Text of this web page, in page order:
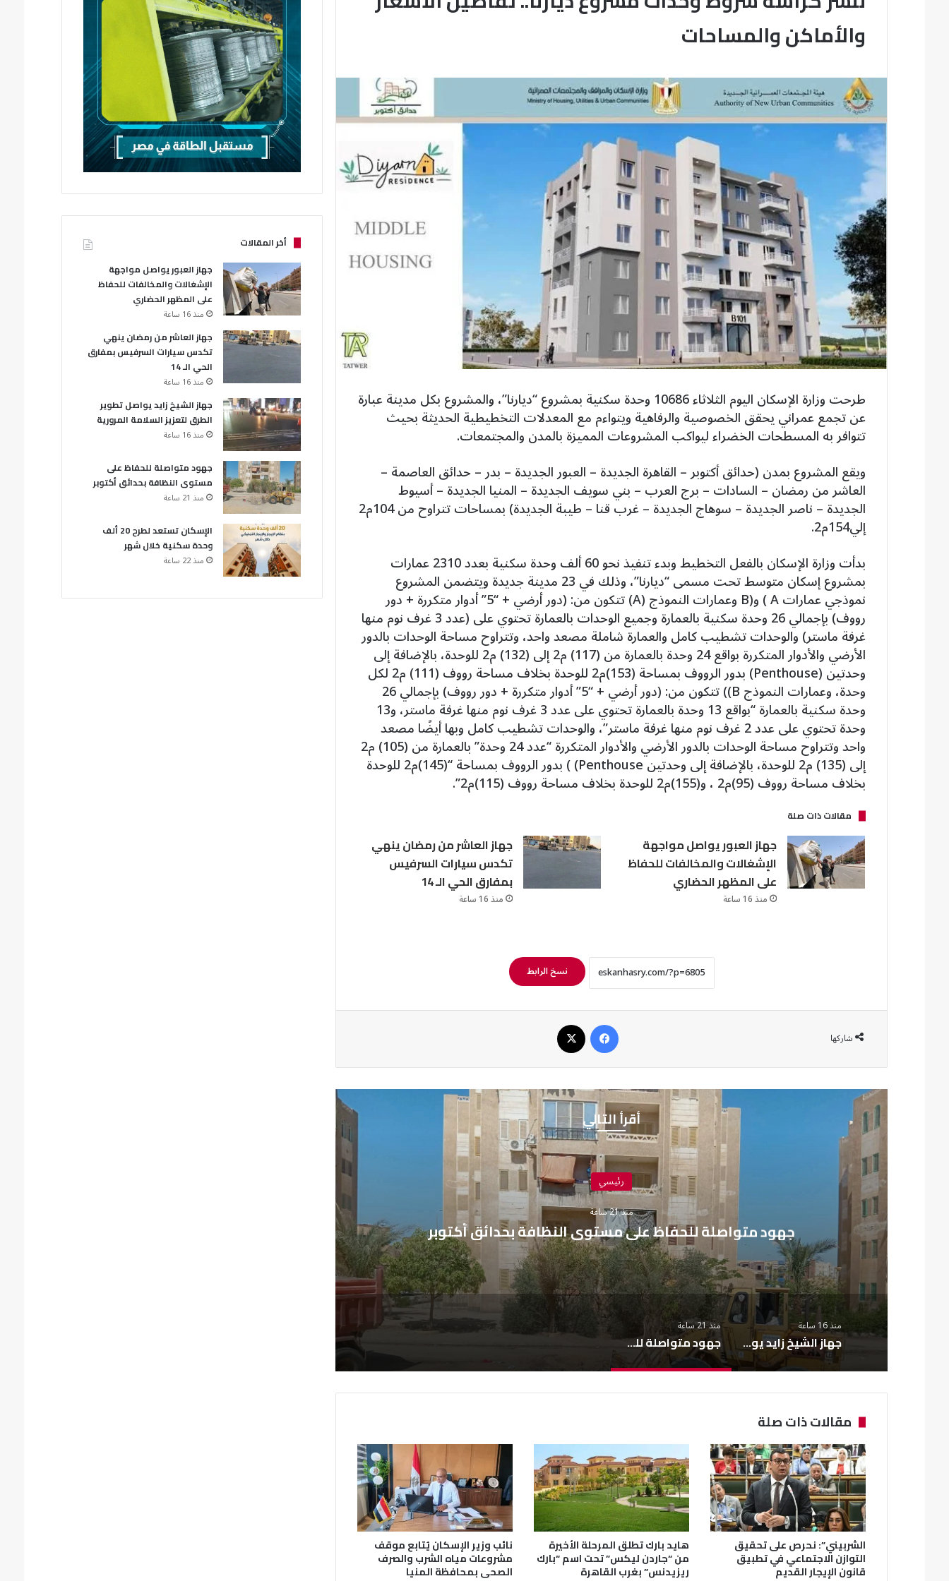
والأماكن والمساحات
طرحت وزارة الإسكان اليوم الثلاثاء 10686 وحدة سكنية بمشروع “ديارنا”، والمشروع بكل مدينة عبارة
عن تجمع عمراني يحقق الخصوصية والرفاهية ويتواءم مع المعدلات التخطيطية الحديثة بحيث
تتوافر به المسطحات الخضراء ليواكب المشروعات المميزة بالمدن والمجتمعات.
ويقع المشروع بمدن (حدائق أكتوبر – القاهرة الجديدة – العبور الجديدة – بدر – حدائق العاصمة –
العاشر من رمضان – السادات – برج العرب – بني سويف الجديدة – المنيا الجديدة – أسيوط
الجديدة – ناصر الجديدة – سوهاج الجديدة – غرب قنا – طيبة الجديدة) بمساحات تتراوح من 104م2
إلي154م2.
بدأت وزارة الإسكان بالفعل التخطيط وبدء تنفيذ نحو 60 ألف وحدة سكنية بعدد 2310 عمارات
بمشروع إسكان متوسط تحت مسمى “ديارنا”، وذلك في 23 مدينة جديدة ويتضمن المشروع
نموذجي عمارات A ) و(B وعمارات النموذج (A) تتكون من: (دور أرضي + “5” أدوار متكررة + دور
رووف) بإجمالي 26 وحدة سكنية بالعمارة وجميع الوحدات بالعمارة تحتوي على (عدد 3 غرف نوم منها
غرفة ماستر) والوحدات تشطيب كامل والعمارة شاملة مصعد واحد، وتتراوح مساحة الوحدات بالدور
الأرضي والأدوار المتكررة بواقع 24 وحدة بالعمارة من (117) م2 إلى (132) م2 للوحدة، بالإضافة إلى
وحدتين (Penthouse) بدور الرووف بمساحة (153)م2 للوحدة بخلاف مساحة رووف (111) م2 لكل
وحدة، وعمارات النموذج B)) تتكون من: (دور أرضي + “5” أدوار متكررة + دور رووف) بإجمالي 26
وحدة سكنية بالعمارة “بواقع 13 وحدة بالعمارة تحتوي على عدد 3 غرف نوم منها غرفة ماستر، و13
وحدة تحتوي على عدد 2 غرف نوم منها غرفة ماستر”، والوحدات تشطيب كامل وبها أيضًا مصعد
واحد وتتراوح مساحة الوحدات بالدور الأرضي والأدوار المتكررة “عدد 24 وحدة” بالعمارة من (105) م2
إلى (135) م2 للوحدة، بالإضافة إلى وحدتين Penthouse) ) بدور الرووف بمساحة “(145)م2 للوحدة
بخلاف مساحة رووف (95)م2 ، و(155)م2 للوحدة بخلاف مساحة رووف (115)م2”.
مقالات ذات صلة
جهاز العبور يواصل مواجهة
الإشغالات والمخالفات للحفاظ
على المظهر الحضاري
منذ 16 ساعة
جهاز العاشر من رمضان ينهي
تكدس سيارات السرفيس
بمفارق الحي الـ 14
منذ 16 ساعة
نسخ الرابط
شاركها
أقرأ التالي
رئيسي
منذ 21 ساعة
جهود متواصلة للحفاظ على مستوى النظافة بحدائق أكتوبر
منذ 16 ساعة
جهاز الشيخ زايد يواصل تطوير الطرق لتعزيز السلامة المرورية
منذ 21 ساعة
جهود متواصلة للحفاظ على مستوى النظافة بحدائق أكتوبر
مقالات ذات صلة
الشربيني”: نحرص على تحقيق
التوازن الاجتماعي في تطبيق
قانون الإيجار القديم
هايد بارك تطلق المرحلة الأخيرة
من “جاردن ليكس” تحت اسم “بارك
ريزيدنس” بغرب القاهرة
نائب وزير الإسكان يُتابع موقف
مشروعات مياه الشرب والصرف
الصحى بمحافظة المنيا
أخر المقالات
جهاز العبور يواصل مواجهة
الإشغالات والمخالفات للحفاظ
على المظهر الحضاري
منذ 16 ساعة
جهاز العاشر من رمضان ينهي
تكدس سيارات السرفيس بمفارق
الحي الـ 14
منذ 16 ساعة
جهاز الشيخ زايد يواصل تطوير
الطرق لتعزيز السلامة المرورية
منذ 16 ساعة
جهود متواصلة للحفاظ على
مستوى النظافة بحدائق أكتوبر
منذ 21 ساعة
الإسكان تستعد لطرح 20 ألف
وحدة سكنية خلال شهر
منذ 22 ساعة